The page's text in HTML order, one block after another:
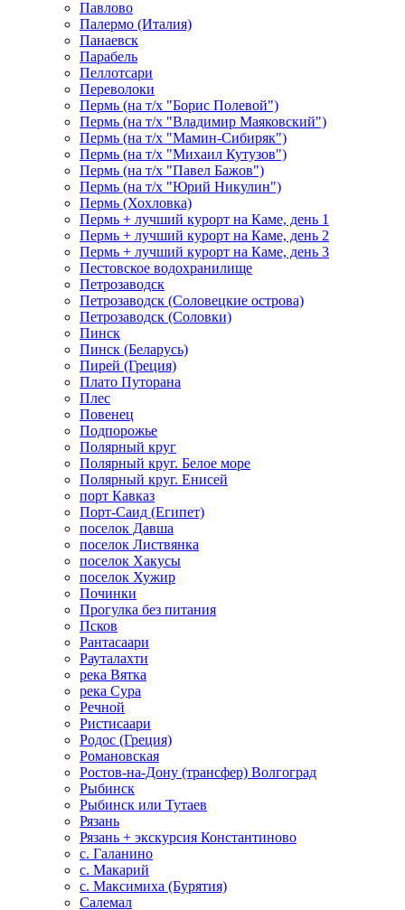
Павлово
Палермо (Италия)
Панаевск
Парабель
Пеллотсари
Переволоки
Пермь (на т/х "Борис Полевой")
Пермь (на т/х "Владимир Маяковский")
Пермь (на т/х "Мамин-Сибиряк")
Пермь (на т/х "Михаил Кутузов")
Пермь (на т/х "Павел Бажов")
Пермь (на т/х "Юрий Никулин")
Пермь (Хохловка)
Пермь + лучший курорт на Каме, день 1
Пермь + лучший курорт на Каме, день 2
Пермь + лучший курорт на Каме, день 3
Пестовское водохранилище
Петрозаводск
Петрозаводск (Соловецкие острова)
Петрозаводск (Соловки)
Пинск
Пинск (Беларусь)
Пирей (Греция)
Плато Путорана
Плес
Повенец
Подпорожье
Полярный круг
Полярный круг. Белое море
Полярный круг. Енисей
порт Кавказ
Порт-Саид (Египет)
поселок Давша
поселок Листвянка
поселок Хакусы
поселок Хужир
Починки
Прогулка без питания
Псков
Рантасаари
Рауталахти
река Вятка
река Сура
Речной
Ристисаари
Родос (Греция)
Романовская
Ростов-на-Дону (трансфер) Волгоград
Рыбинск
Рыбинск или Тутаев
Рязань
Рязань + экскурсия Константиново
с. Галанино
с. Макарий
с. Максимиха (Бурятия)
Салемал